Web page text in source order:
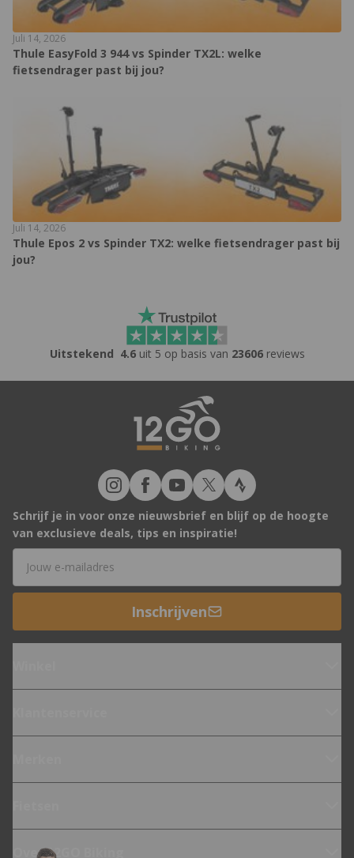
Juli 14, 2026
Thule EasyFold 3 944 vs Spinder TX2L: welke
fietsendrager past bij jou?
Juli 14, 2026
Thule Epos 2 vs Spinder TX2: welke fietsendrager past bij
jou?
Uitstekend 4.6uit 5 op basis van 23606reviews
Schrijf je in voor onze nieuwsbrief en blijf op de hoogte
van exclusieve deals, tips en inspiratie!
E-mailadres
Inschrijven
Over 12GO Biking